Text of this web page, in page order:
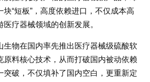
“短板”，高度依赖进口，不仅成本高
疗器械领域的创新发展。
生物在国内率先推出医疗器械级硫酸软
原料核心技术，从而打破国内被动依赖
突破，不仅填补了国内空白，更重新定